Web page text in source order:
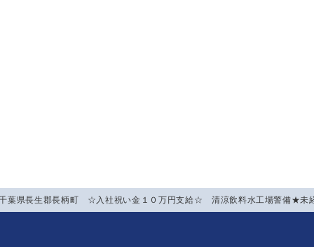
葉県長生郡長柄町 ☆入社祝い金１０万円支給☆ 清涼飲料水工場警備★未